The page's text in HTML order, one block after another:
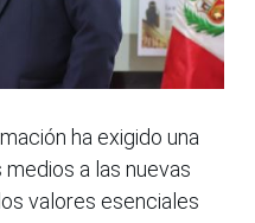
ha exigido una
a las nuevas
valores esenciales